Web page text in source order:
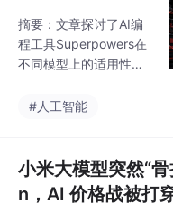
长上下文支持能力虽
强，但实际应用需平衡
资源消耗。相比国内其
2、Qwen3.6等），De
摘要：文章探讨了AI编
程工具Superpowers在
不同模型上的适用性变
的工具，Superpowers
程。但随着GPT-5.6等
强模型的出现，其严格
的流程反而可能降低效
#人工智能
小米大模型突然“
n，AI 价格战被打